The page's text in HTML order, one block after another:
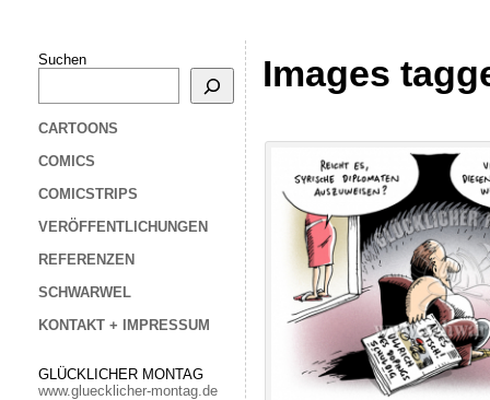
Suchen
CARTOONS
COMICS
COMICSTRIPS
VERÖFFENTLICHUNGEN
REFERENZEN
SCHWARWEL
KONTAKT + IMPRESSUM
GLÜCKLICHER MONTAG
www.gluecklicher-montag.de
Images